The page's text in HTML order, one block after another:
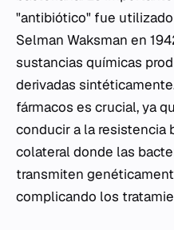
"antibiótico" fue
Selman Waksman en
sustancias químicas
derivadas
fármacos es crucial, ya
conducir a la resistencia
colateral donde las
transmiten
complicando los